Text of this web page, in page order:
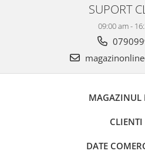
SUPORT
09:00 am -
MAGAZINUL
CLIENTI
DATE